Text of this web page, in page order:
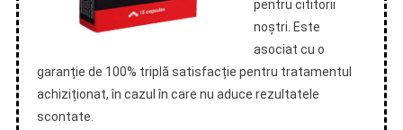
pentru cititorii
noștri. Este
asociat cu o
garanție de 100% triplă satisfacție pentru tratamentul
achiziționat, în cazul în care nu aduce rezultatele
scontate.